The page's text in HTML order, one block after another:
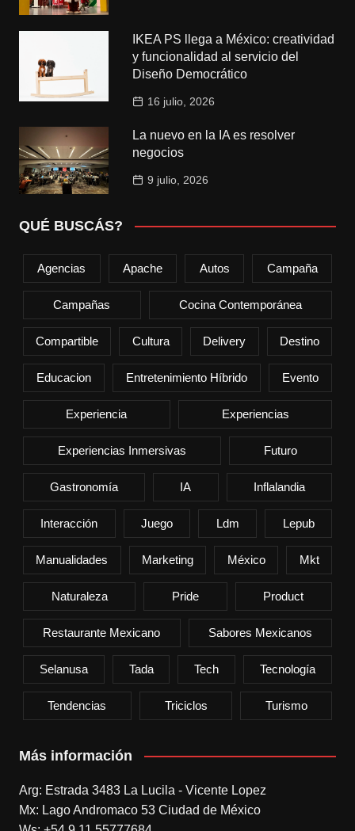
IKEA PS llega a México: creatividad
y funcionalidad al servicio del
Diseño Democrático
16 julio, 2026
La nuevo en la IA es resolver
negocios
9 julio, 2026
QUÉ BUSCÁS?
Agencias Apache Autos Campaña
Campañas Cocina Contemporánea
Compartible Cultura Delivery Destino
Educacion Entretenimiento Híbrido Evento
Experiencia Experiencias
Experiencias Inmersivas Futuro
Gastronomía IA Inflalandia
Interacción Juego Ldm Lepub
Manualidades Marketing México Mkt
Naturaleza Pride Product
Restaurante Mexicano Sabores Mexicanos
Selanusa Tada Tech Tecnología
Tendencias Triciclos Turismo
Más información
Arg: Estrada 3483 La Lucila - Vicente Lopez
Mx: Lago Andromaco 53 Ciudad de México